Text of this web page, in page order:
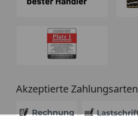
Akzeptierte Zahlungsarten